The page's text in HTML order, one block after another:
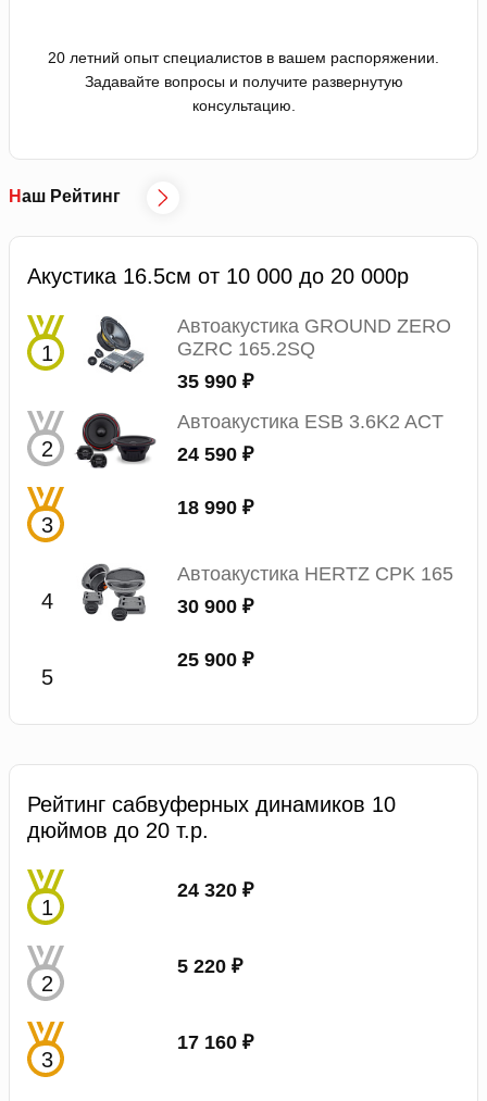
20 летний опыт специалистов в вашем распоряжении.
Задавайте вопросы и получите развернутую
консультацию.
Наш Рейтинг
Акустика 16.5см от 10 000 до 20 000р
Автоакустика GROUND ZERO
GZRC 165.2SQ
35 990 ₽
Автоакустика ESB 3.6K2 ACT
24 590 ₽
18 990 ₽
Автоакустика HERTZ CPK 165
30 900 ₽
25 900 ₽
Рейтинг сабвуферных динамиков 10
дюймов до 20 т.р.
24 320 ₽
5 220 ₽
17 160 ₽